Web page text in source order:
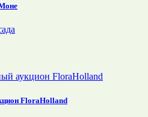
FloraHolland